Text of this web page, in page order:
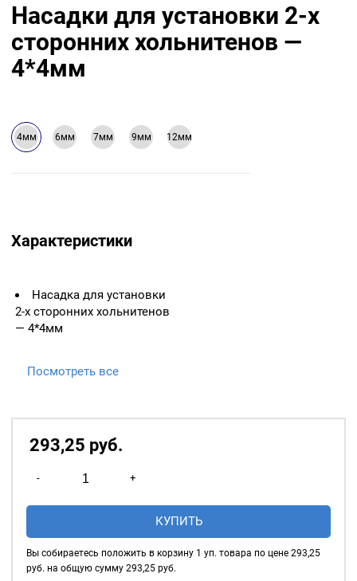
Насадки для установки 2-х
сторонних хольнитенов —
4*4мм
4мм 6мм 7мм 9мм 12мм
Характеристики
Насадка для установки
2-х сторонних хольнитенов
— 4*4мм
Посмотреть все
293,25 руб.
-
товара
Насадки
2-
+
КУПИТЬ
Вы собираетесь положить в корзину 1 уп. товара по цене 293,25
руб. на общую сумму 293,25руб.